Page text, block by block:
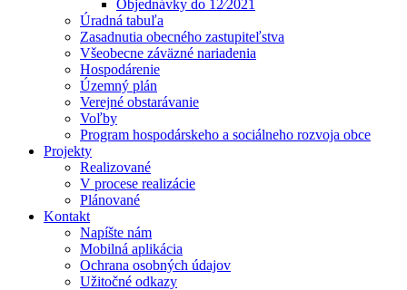
Objednávky do 12⁄2021
Úradná tabuľa
Zasadnutia obecného zastupiteľstva
Všeobecne záväzné nariadenia
Hospodárenie
Územný plán
Verejné obstarávanie
Voľby
Program hospodárskeho a sociálneho rozvoja obce
Projekty
Realizované
V procese realizácie
Plánované
Kontakt
Napíšte nám
Mobilná aplikácia
Ochrana osobných údajov
Užitočné odkazy